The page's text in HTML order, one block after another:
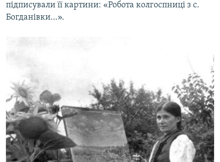
підписували її картини: «Робота колгоспниці з с.
Богданівки…».